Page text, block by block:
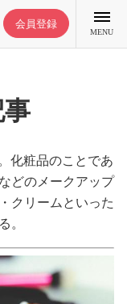
会員登録
MENU
化粧品のことであ
どのメークアップ
クリームといった
。